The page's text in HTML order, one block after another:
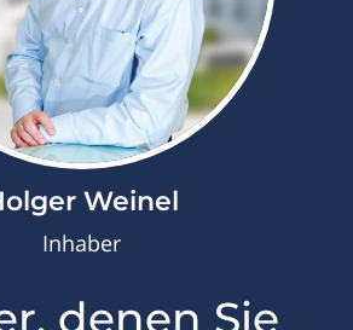
Weinel
Inhaber
denen Sie